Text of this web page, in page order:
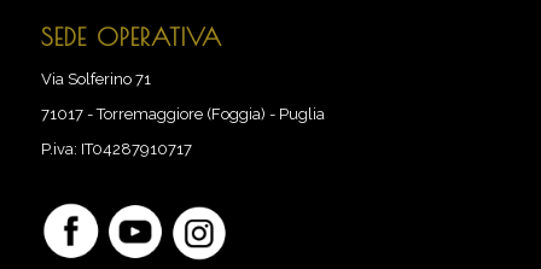
SEDE OPERATIVA
Via Solferino 71
71017-Torremaggiore (Foggia) - Puglia
P.iva: IT04287910717